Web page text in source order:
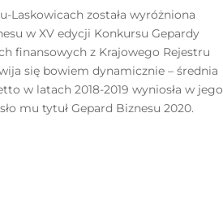
Laskowicach została wyróżniona
w XV edycji Konkursu Gepardy
finansowych z Krajowego Rejestru
się bowiem dynamicznie – średnia
w latach 2018-2019 wyniosła w jego
mu tytuł Gepard Biznesu 2020.